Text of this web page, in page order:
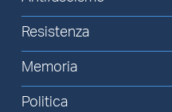
Resistenza
Memoria
Politica